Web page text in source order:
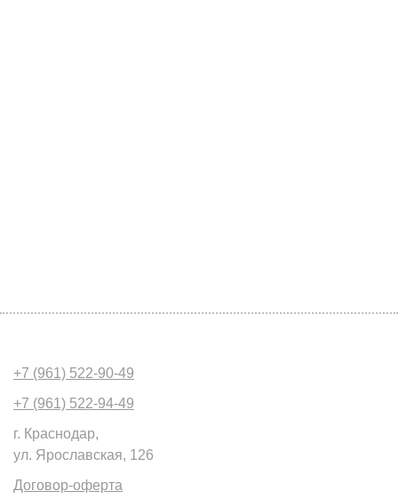
+7 (961) 522-90-49
+7 (961) 522-94-49
г. Краснодар,
ул. Ярославская, 126
Договор-оферта